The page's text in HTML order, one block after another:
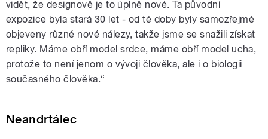
vidět, že designově je to úplně nové. Ta původní
expozice byla stará 30 let - od té doby byly samozřejmě
objeveny různé nové nálezy, takže jsme se snažili získat
repliky. Máme obří model srdce, máme obří model ucha,
protože to není jenom o vývoji člověka, ale i o biologii
současného člověka.“
Neandrtálec